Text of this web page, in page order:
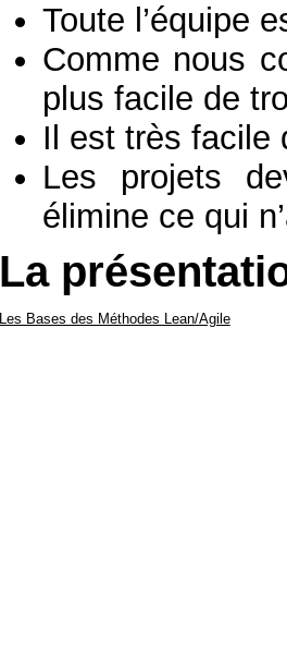
Toute l’équipe
Comme nous
plus facile de
Il est très facile
Les projets
élimine ce qui
La
Les Bases des Méthodes Lean/Agile